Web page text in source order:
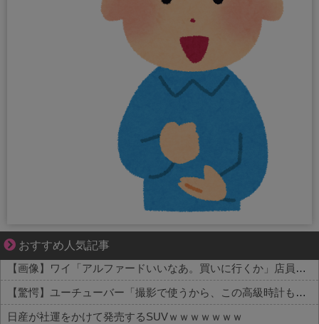
おすすめ人気記事
夫婦なのに、心が一番遠かった日々
【画像】ワイ「アルファードいいなあ。買いに行くか」店員「ほいっ見積もりな！」ワイ「金額おかしくね？」←お前らもそう思うよな？？？？？
【驚愕】ユーチューバー「撮影で使うから、この高級時計も車もぜ～んぶ経費でタダ！ｗ」←まさかコレ本気にしてる奴なんておらんよな？よな？w w w w w w w w w w w
日産が社運をかけて発売するSUVｗｗｗｗｗｗｗ